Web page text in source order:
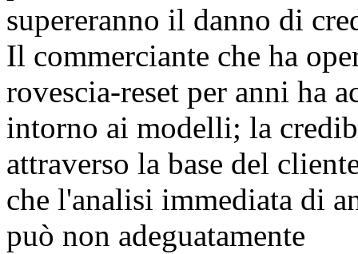
supereranno il danno di
Il commerciante che ha
rovescia-reset per anni ha
intorno ai modelli; la
attraverso la base del
che l'analisi immediata di
può non adeguatamente